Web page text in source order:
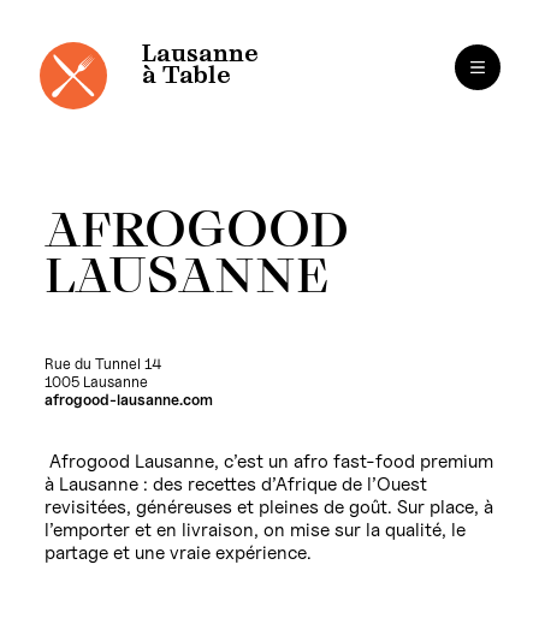
contenu
Lausanne
à Table
AFROGOOD
LAUSANNE
Rue du Tunnel 14
1005 Lausanne
afrogood-lausanne.com
Afrogood Lausanne, c’est un afro fast-food premium
à Lausanne : des recettes d’Afrique de l’Ouest
revisitées, généreuses et pleines de goût. Sur place, à
l’emporter et en livraison, on mise sur la qualité, le
partage et une vraie expérience.